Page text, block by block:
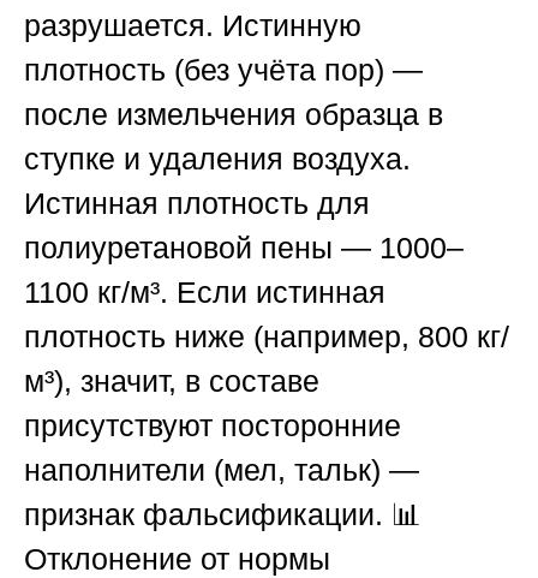
разрушается. Истинную
плотность (без учёта пор) —
после измельчения образца в
ступке и удаления воздуха.
Истинная плотность для
полиуретановой пены — 1000–
1100 кг/м³. Если истинная
плотность ниже (например, 800 кг/
м³), значит, в составе
присутствуют посторонние
наполнители (мел, тальк) —
признак фальсификации. 📊
Отклонение от нормы